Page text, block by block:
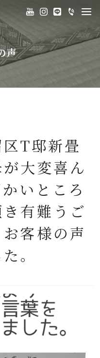
声
T邸新畳
大変喜ん
いところ
有難うご
客様の声
。